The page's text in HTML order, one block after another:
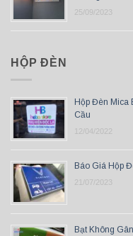
25/09/2023
HỘP ĐÈN
Hộp Đèn Mica
Cầu
12/04/2022
Báo Giá Hộp
21/07/2023
Bạt Không